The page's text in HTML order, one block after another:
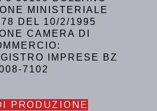
MINISTERIALE
DEL 10/2/1995
CAMERA DI
IMPRESE BZ
7102
PRODUZIONE